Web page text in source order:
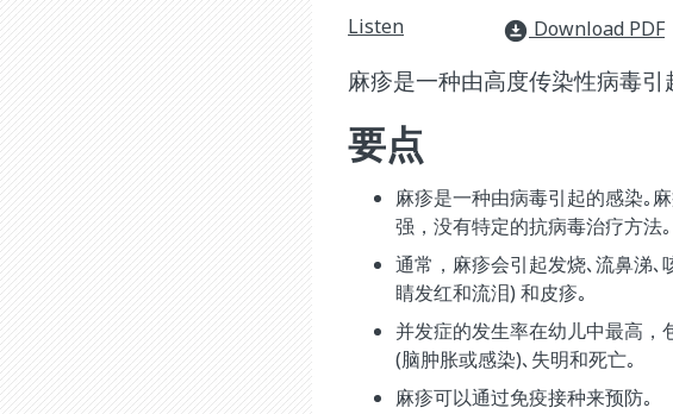
Listen
download_for_offline Download PDF
麻疹是一种由高度传染性病毒
要点
麻疹是一种由病毒引起的感染｡
强，没有特定的抗病毒治疗方法｡
通常，麻疹会引起发烧､流鼻涕､
睛发红和流泪) 和皮疹｡
并发症的发生率在幼儿中最高，
(脑肿胀或感染)､失明和死亡｡
麻疹可以通过免疫接种来预防｡